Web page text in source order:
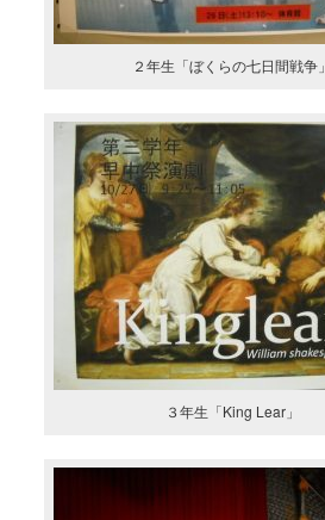
２年生「ぼくらの七日間戦争」
３年生「King Lear」